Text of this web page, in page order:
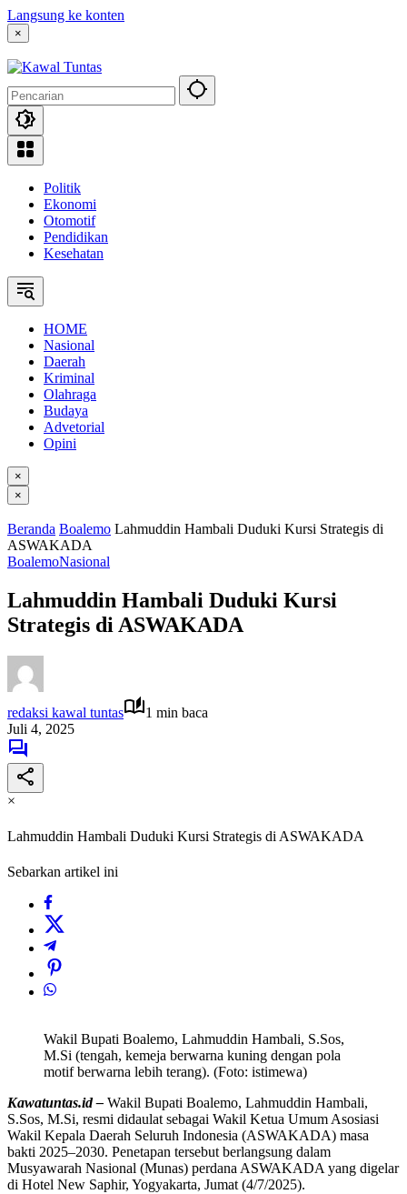
Langsung ke konten
×
Politik
Ekonomi
Otomotif
Pendidikan
Kesehatan
HOME
Nasional
Daerah
Kriminal
Olahraga
Budaya
Advetorial
Opini
×
×
Beranda Boalemo Lahmuddin Hambali Duduki Kursi Strategis di
ASWAKADA
BoalemoNasional
Lahmuddin Hambali Duduki Kursi
Strategis di ASWAKADA
redaksi kawal tuntas
1 min baca
Juli 4, 2025
×
Lahmuddin Hambali Duduki Kursi Strategis di ASWAKADA
Sebarkan artikel ini
Wakil Bupati Boalemo, Lahmuddin Hambali, S.Sos,
M.Si (tengah, kemeja berwarna kuning dengan pola
motif berwarna lebih terang). (Foto: istimewa)
Kawatuntas.id – Wakil Bupati Boalemo, Lahmuddin Hambali,
S.Sos, M.Si, resmi didaulat sebagai Wakil Ketua Umum Asosiasi
Wakil Kepala Daerah Seluruh Indonesia (ASWAKADA) masa
bakti 2025–2030. Penetapan tersebut berlangsung dalam
Musyawarah Nasional (Munas) perdana ASWAKADA yang digelar
di Hotel New Saphir, Yogyakarta, Jumat (4/7/2025).